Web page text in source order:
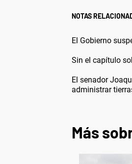
NOTAS
El Gobierno
Sin el capítulo
El senador
administrar
Más